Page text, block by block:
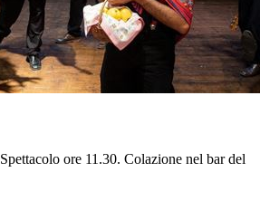
Spettacolo ore 11.30. Colazione nel bar del